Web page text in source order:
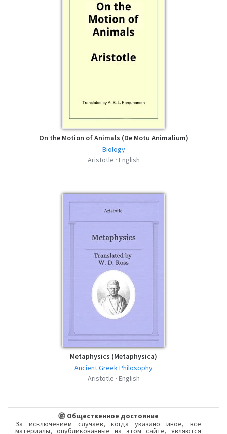
On the Motion of Animals (De Motu Animalium)
Biology
Aristotle · English
Metaphysics (Metaphysica)
Ancient Greek Philosophy
Aristotle · English
Общественное достояние
За исключением случаев, когда указано иное, все
материалы, опубликованные на этом сайте, являются